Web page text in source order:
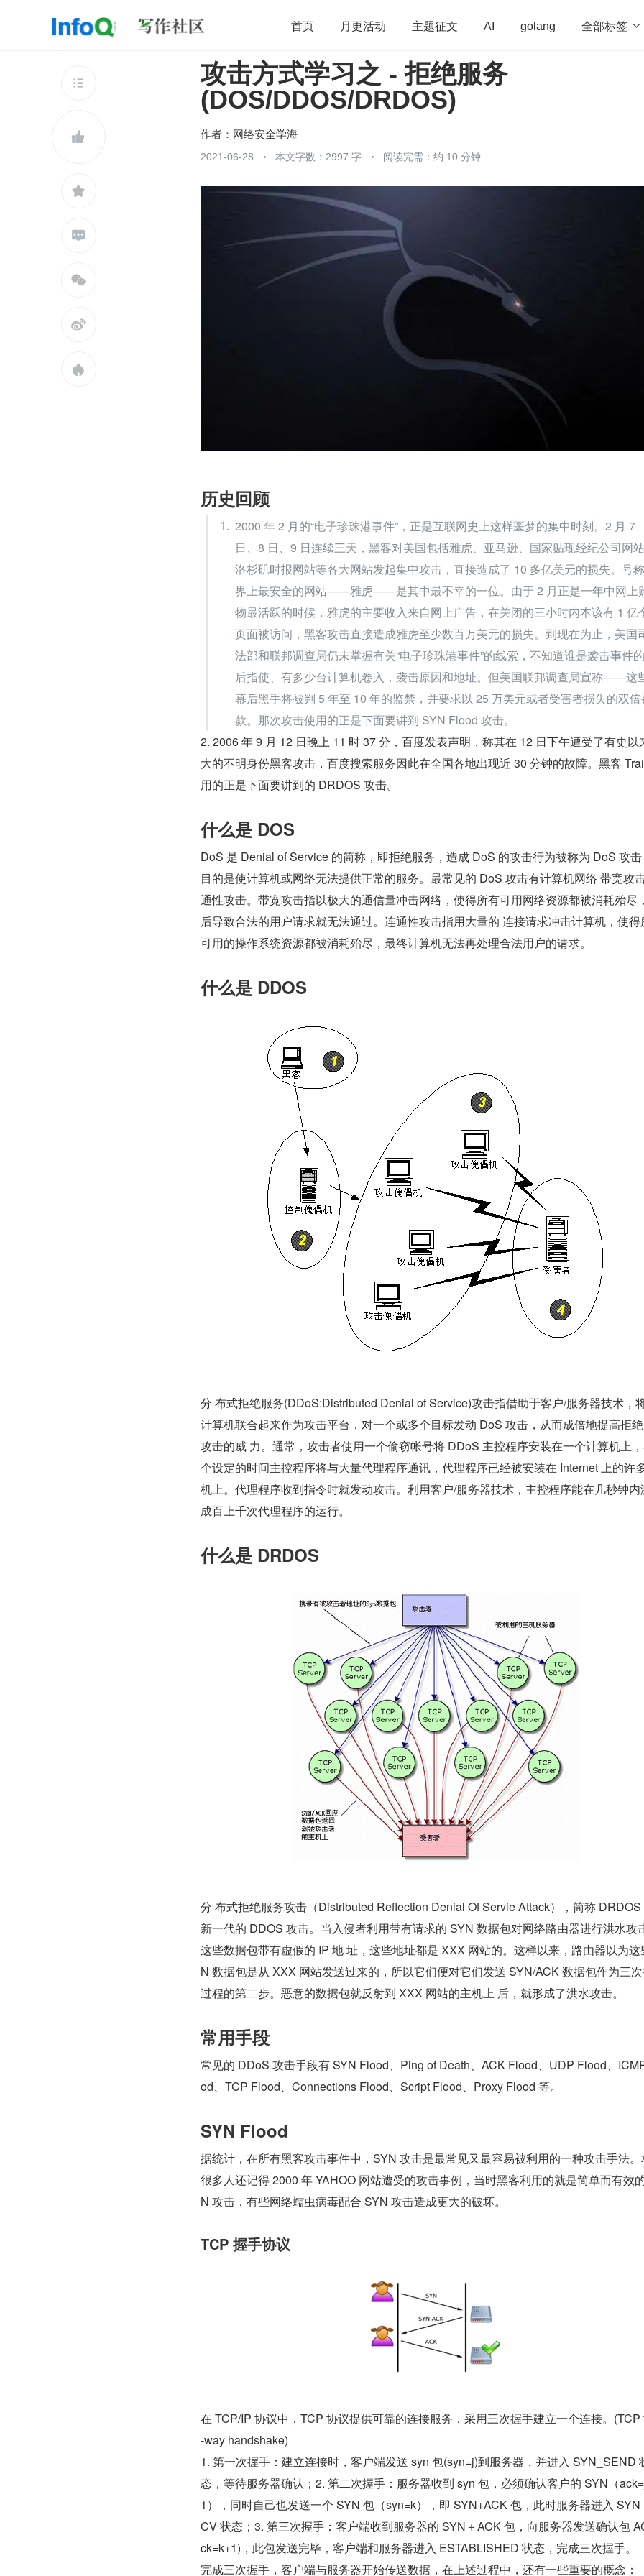
首页 月更活动 主题征文 AI golang 全部标签 
开源 架构 OpenHarmony 算法 学习方法
团队管理 程序员 运维 深度思考
查看更多







攻击方式学习之 - 拒绝服务
(DOS/DDOS/DRDOS)
作者： 网络安全学海
2021-06-28 本文字数：2997 字 阅读完需：约 10 分钟
历史回顾
2000 年 2 月的“电子珍珠港事件”，正是互联网史上这样噩梦的集中时刻。2 月 7
日、8 日、9 日连续三天，黑客对美国包括雅虎、亚马逊、国家贴现经纪公司网站
洛杉矶时报网站等各大网站发起集中攻击，直接造成了 10 多亿美元的损失。号
界上最安全的网站——雅虎——是其中最不幸的一位。由于 2 月正是一年中网上
物最活跃的时候，雅虎的主要收入来自网上广告，在关闭的三小时内本该有 1 亿
页面被访问，黑客攻击直接造成雅虎至少数百万美元的损失。到现在为止，美国
法部和联邦调查局仍未掌握有关“电子珍珠港事件”的线索，不知道谁是袭击事件
后指使、有多少台计算机卷入，袭击原因和地址。但美国联邦调查局宣称——这
幕后黑手将被判 5 年至 10 年的监禁，并要求以 25 万美元或者受害者损失的双倍
款。那次攻击使用的正是下面要讲到 SYN Flood 攻击。
2. 2006 年 9 月 12 日晚上 11 时 37 分，百度发表声明，称其在 12 日下午遭受了有史以
大的不明身份黑客攻击，百度搜索服务因此在全国各地出现近 30 分钟的故障。黑客
用的正是下面要讲到的 DRDOS 攻击。
什么是 DOS
DoS 是 Denial of Service 的简称，即拒绝服务，造成 DoS 的攻击行为被称为 DoS 攻
目的是使计算机或网络无法提供正常的服务。最常见的 DoS 攻击有计算机网络 带宽攻
通性攻击。带宽攻击指以极大的通信量冲击网络，使得所有可用网络资源都被消耗殆尽
后导致合法的用户请求就无法通过。连通性攻击指用大量的 连接请求冲击计算机，使得
可用的操作系统资源都被消耗殆尽，最终计算机无法再处理合法用户的请求。
什么是 DDOS
分 布式拒绝服务(DDoS:Distributed Denial of Service)攻击指借助于客户/服务器技术，
计算机联合起来作为攻击平台，对一个或多个目标发动 DoS 攻击，从而成倍地提高拒
攻击的威 力。通常，攻击者使用一个偷窃帐号将 DDoS 主控程序安装在一个计算机上
个设定的时间主控程序将与大量代理程序通讯，代理程序已经被安装在 Internet 上的许
机上。代理程序收到指令时就发动攻击。利用客户/服务器技术，主控程序能在几秒钟内
成百上千次代理程序的运行。
什么是 DRDOS
分 布式拒绝服务攻击（Distributed Reflection Denial Of Servie Attack），简称 DRDOS
新一代的 DDOS 攻击。当入侵者利用带有请求的 SYN 数据包对网络路由器进行洪水攻
这些数据包带有虚假的 IP 地 址，这些地址都是 XXX 网站的。这样以来，路由器以为这
N 数据包是从 XXX 网站发送过来的，所以它们便对它们发送 SYN/ACK 数据包作为三
过程的第二步。恶意的数据包就反射到 XXX 网站的主机上 后，就形成了洪水攻击。
常用手段
常见的 DDoS 攻击手段有 SYN Flood、Ping of Death、ACK Flood、UDP Flood、
od、TCP Flood、Connections Flood、Script Flood、Proxy Flood 等。
SYN Flood
据统计，在所有黑客攻击事件中，SYN 攻击是最常见又最容易被利用的一种攻击手法
很多人还记得 2000 年 YAHOO 网站遭受的攻击事例，当时黑客利用的就是简单而有效
N 攻击，有些网络蠕虫病毒配合 SYN 攻击造成更大的破坏。
TCP 握手协议
在 TCP/IP 协议中，TCP 协议提供可靠的连接服务，采用三次握手建立一个连接。(TCP
-way handshake)
1. 第一次握手：建立连接时，客户端发送 syn 包(syn=j)到服务器，并进入 SYN_SEND
态，等待服务器确认；2. 第二次握手：服务器收到 syn 包，必须确认客户的 SYN（
1），同时自己也发送一个 SYN 包（syn=k），即 SYN+ACK 包，此时服务器进入
CV 状态；3. 第三次握手：客户端收到服务器的 SYN＋ACK 包，向服务器发送确认包
ck=k+1)，此包发送完毕，客户端和服务器进入 ESTABLISHED 状态，完成三次握手。
完成三次握手，客户端与服务器开始传送数据，在上述过程中，还有一些重要的概念：